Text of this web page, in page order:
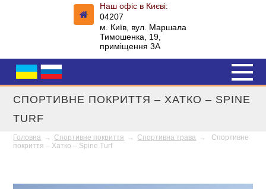
Наш офіс в Києві:
04207
м. Київ, вул. Маршала
Тимошенка, 19,
приміщення 3А
СПОРТИВНЕ ПОКРИТТЯ – ХАТКО – SPINE
TURF
Головна → Спортивне покриття → Спортивна трава →
Спортивне
покриття – Хатко – Spine Turf